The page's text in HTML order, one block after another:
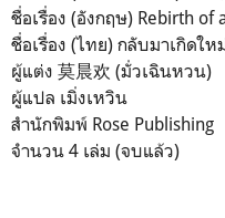
ชื่อเรื่อง (อังกฤษ) Rebirth of
ชื่อเรื่อง (ไทย) กลับมาเกิดให
ผู้แต่ง 莫晨欢 (มั่วเฉินหวน)
ผู้แปล เมิ่งเหวิน
สำนักพิมพ์ Rose Publishing
จำนวน 4 เล่ม (จบแล้ว)